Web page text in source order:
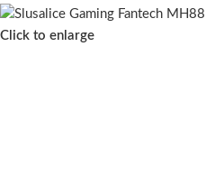
Click to enlarge